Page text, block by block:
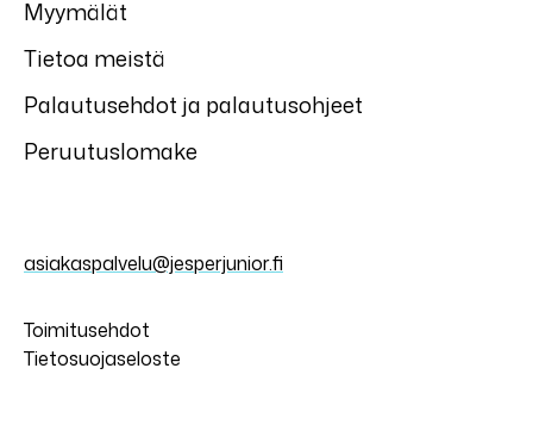
Myymälät
Tietoa meistä
Palautusehdot ja palautusohjeet
Peruutuslomake
asiakaspalvelu@jesperjunior.fi
Toimitusehdot
Tietosuojaseloste